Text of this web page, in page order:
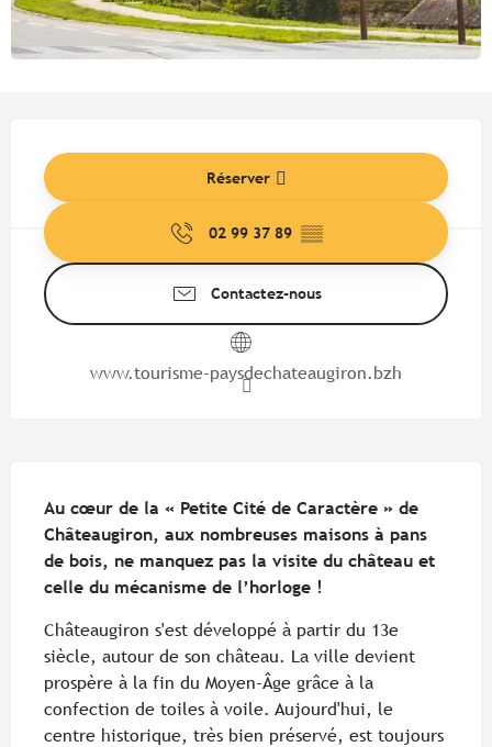
Réserver
02 99 37 89 ▒▒
Contactez-nous
www.tourisme-paysdechateaugiron.bzh
Au cœur de la « Petite Cité de Caractère » de
Châteaugiron, aux nombreuses maisons à pans
de bois, ne manquez pas la visite du château et
celle du mécanisme de l’horloge !
Châteaugiron s'est développé à partir du 13e
siècle, autour de son château. La ville devient
prospère à la fin du Moyen-Âge grâce à la
confection de toiles à voile. Aujourd'hui, le
centre historique, très bien préservé, est toujours